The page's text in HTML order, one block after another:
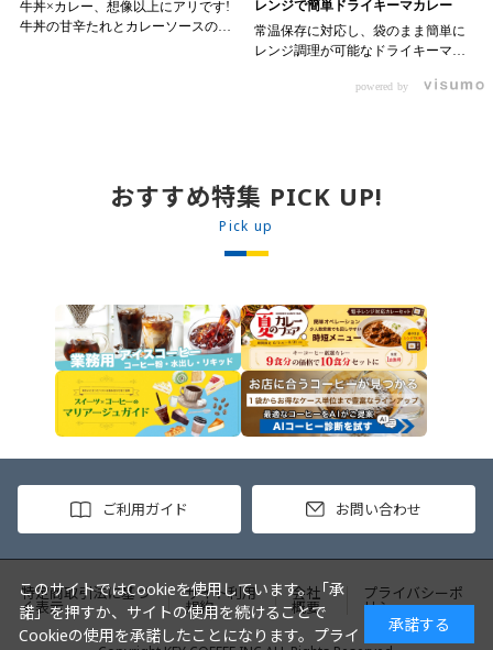
牛丼×カレー、想像以上にアリです!
牛丼の甘辛たれとカレーソースのス
丼の素を中央にのせます。 3. 手前
からカレーソースをかけ、サラダを
盛りつけます。 ※牛丼の素のたれを
レンジで簡単ドライキーマカレー
常温保存に対応し、袋のまま簡単に
レンジ調理が可能なドライキーマカ
オリジナルメニューにアレンジも可
powered by
おすすめ特集 PICK UP!
Pick up
ご利用ガイド お問い合わせ
特定商取引法に基づ
く表示
サイト利用
規約
会社
概要
プライバシーポ
リシー
このサイトではCookieを使用しています。「承
諾」を押すか、サイトの使用を続けることで
Cookieの使用を承諾したことになります。 プライ
承諾する